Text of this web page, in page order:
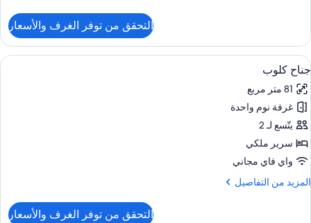
Executive
Deluxe
King
التحقق من توفر الغرف والأسعار
استعراض
جميع
صور
جناح
كلوب
أغطية فراش متميزة وأسرّة بطبقة علوية
6
جناح كلوب
81 متر مربع
غرفة نوم واحدة
يتّسع لـ 2
سرير ملكي
واي فاي مجاني
المزيد من التفاصيل
المزيد
التحقق من توفر الغرف والأسعار